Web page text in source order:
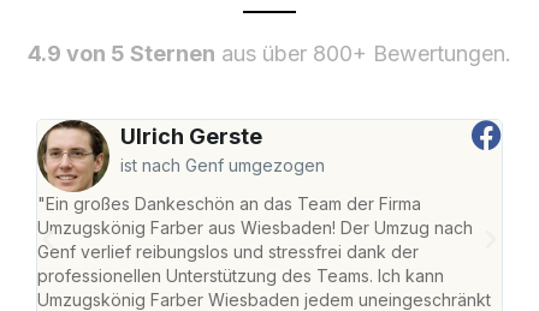
4.9 von 5 Sternen aus über 800+ Bewertungen.
Ulrich Gerste
ist nach Genf umgezogen
"Ein großes Dankeschön an das Team der Firma
Umzugskönig Farber aus Wiesbaden! Der Umzug nach
Genf verlief reibungslos und stressfrei dank der
professionellen Unterstützung des Teams. Ich kann
Umzugskönig Farber Wiesbaden jedem uneingeschränkt